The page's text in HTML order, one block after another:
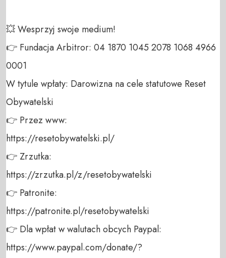
💥 Wesprzyj swoje medium!
👉 Fundacja Arbitror: 04 1870 1045 2078 1068 4966
0001
W tytule wpłaty: Darowizna na cele statutowe Reset
Obywatelski
👉 Przez www:
https://resetobywatelski.pl/
👉 Zrzutka:
https://zrzutka.pl/z/resetobywatelski
👉 Patronite:
https://patronite.pl/resetobywatelski
👉 Dla wpłat w walutach obcych Paypal:
https://www.paypal.com/donate/?